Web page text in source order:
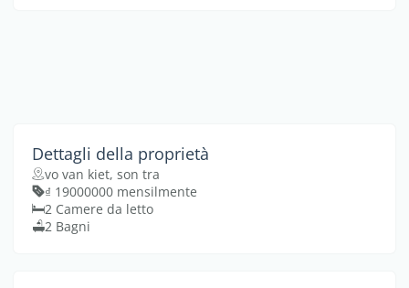
Dettagli della proprietà
vo van kiet, son tra
₫ 19000000 mensilmente
2 Camere da letto
2 Bagni